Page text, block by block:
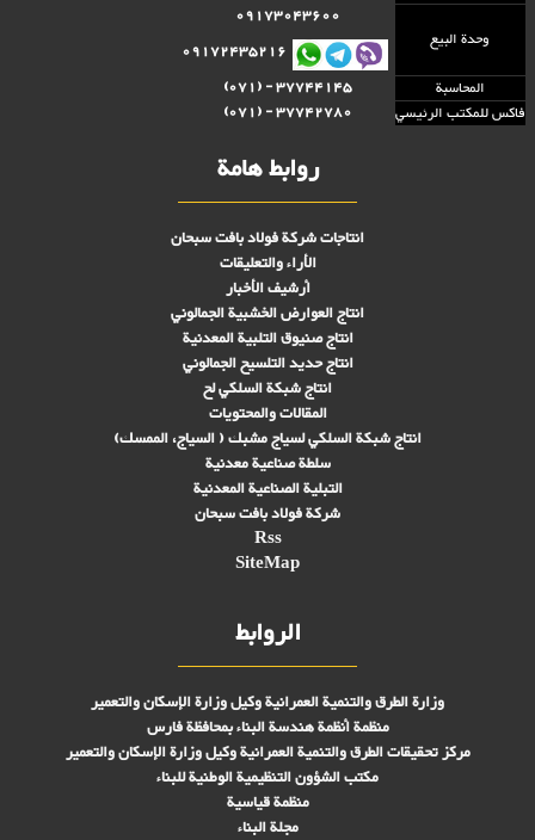
وحدة البيع
09173043600
09172435216
المحاسبة
37744145 - (071)
فاكس للمكتب الرئيسي
37742780 - (071)
روابط هامة
انتاجات شركة فولاد بافت سبحان
الأراء والتعليقات
أرشيف الأخبار
انتاج العوارض الخشبية الجمالوني
انتاج صنىوق التلبية المعدنية
انتاج حديد التلسيح الجمالوني
انتاج شبكة السلكي لح
المقالات والمحتويات
انتاج شبكة السلكي لسياج مشبك ( السياج، الممسك)
سلطة صناعية معدنية
التبلیة الصناعية المعدنية
شركة فولاد بافت سبحان
Rss
SiteMap
الروابط
وزارة الطرق والتنمية العمرانية وكيل وزارة الإسكان والتعمير
منظمة أنظمة هندسة البناء بمحافظة فارس
مركز تحقیقات الطرق والتنمية العمرانية وكيل وزارة الإسكان والتعمير
مكتب الشؤون التنظيمية الوطنية للبناء
منظمة قياسية
مجلة البناء